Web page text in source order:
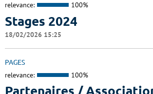
relevance: 100%
Stages 2024
18/02/2026 15:25
PAGES
relevance: 100%
Partenaires /